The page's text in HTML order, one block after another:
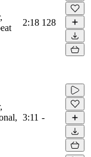
2:18 128
3:11 -